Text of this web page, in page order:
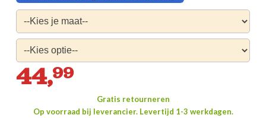
44,99
Gratis retourneren
Op voorraad bij leverancier.Levertijd 1-3 werkdagen.